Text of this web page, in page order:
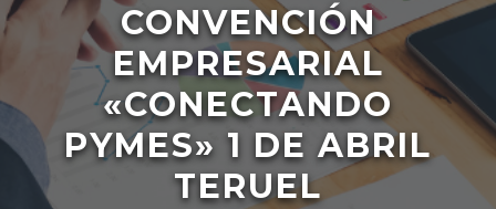
CONVENCIÓN
EMPRESARIAL
«CONECTANDO
PYMES» 1 DE ABRIL
TERUEL